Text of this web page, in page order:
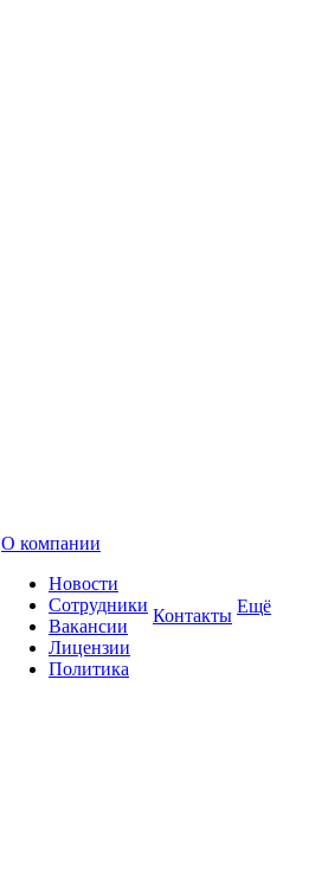
О компании
Новости
Сотрудники
Вакансии
Лицензии
Политика
Контакты Ещё